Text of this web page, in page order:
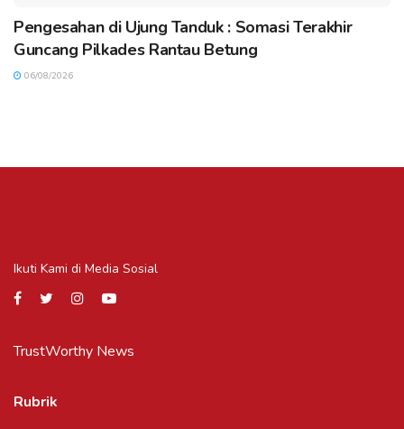
Pengesahan di Ujung Tanduk : Somasi Terakhir
Guncang Pilkades Rantau Betung
06/08/2026
Ikuti Kami di Media Sosial
TrustWorthy News
Rubrik